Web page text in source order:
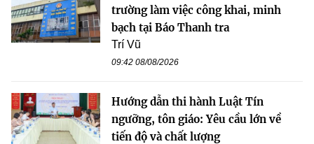
trường làm việc công khai, minh
bạch tại Báo Thanh tra
Trí Vũ
09:42 08/08/2026
Hướng dẫn thi hành Luật Tín
ngưỡng, tôn giáo: Yêu cầu lớn về
tiến độ và chất lượng